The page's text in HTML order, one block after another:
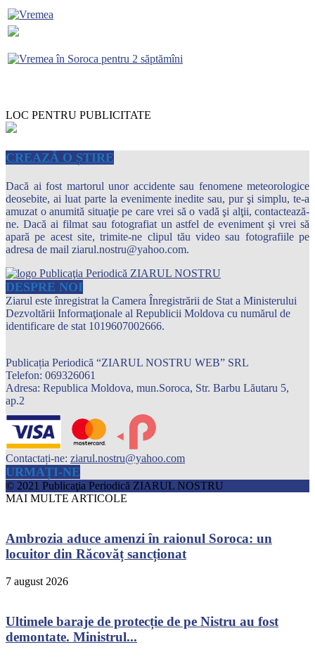
LOC PENTRU PUBLICITATE
CREAZĂ O ȘTIRE
Dacă ai fost martorul unor accidente sau fenomene meteorologice
deosebite, ai luat parte la evenimente inedite sau, pur şi simplu, te-a
amuzat o anumită situaţie pe care vrei să o vadă şi alţii, contactează-
ne. Dacă ai filmat sau fotografiat un astfel de eveniment şi vrei să
apară pe acest site, trimite-ne clipul tău video sau fotografiile pe
adresa de mail ziarul.nostru@yahoo.com.
DESPRE NOI
Ziarul este înregistrat la Camera Înregistrării de Stat a Ministerului
Dezvoltării Informaţionale al Republicii Moldova cu numărul de
identificare de stat 1019607002666.
Publicația Periodică “ZIARUL NOSTRU WEB” SRL
Telefon: 069326061
Adresa: Republica Moldova, mun.Soroca, Str. Barbu Lăutaru 5,
ap.2
Contactați-ne: ziarul.nostru@yahoo.com
URMAȚI-NE
© 2021 Publicaţia Periodică ZIARUL NOSTRU
MAI MULTE ARTICOLE
Ambrozia aduce amenzi în raionul Soroca: un
locuitor din Răcovăț sancționat
7 august 2026
Ultimele baraje de protecție de pe Nistru au fost
demontate. Ministrul...